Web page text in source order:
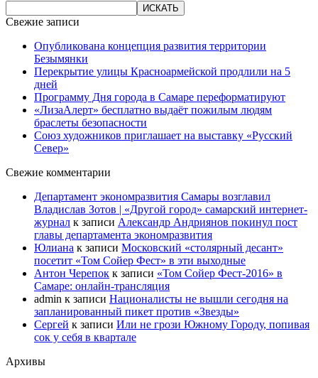
Свежие записи
Опубликована концепция развития территории
Безымянки
Перекрытие улицы Красноармейской продлили на 5
дней
Программу Дня города в Самаре переформатируют
«ЛизаАлерт» бесплатно выдаёт пожилым людям
браслеты безопасности
Союз художников приглашает на выставку «Русский
Север»
Свежие комментарии
Департамент экономразвития Самары возглавил
Владислав Зотов | «Другой город» самарский интернет-
журнал к записи Александр Андриянов покинул пост
главы департамента экономразвития
Юлиана к записи Московский «столярный десант»
посетит «Том Сойер Фест» в эти выходные
Антон Черепок к записи «Том Сойер Фест-2016» в
Самаре: онлайн-трансляция
admin к записи Националисты не вышли сегодня на
запланированный пикет против «Звезды»
Сергей к записи Или не грози Южному Городу, попивая
сок у себя в квартале
Архивы